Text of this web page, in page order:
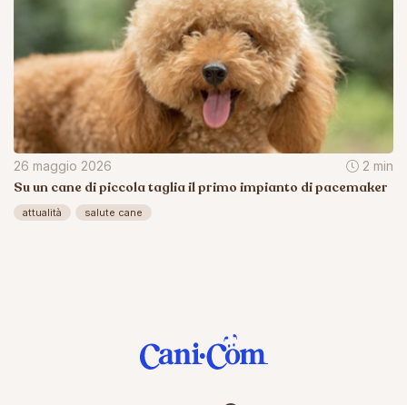
26 maggio 2026 2 min
Su un cane di piccola taglia il primo impianto di pacemaker
attualità salute cane